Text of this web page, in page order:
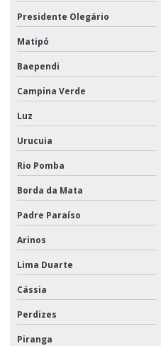
Presidente Olegário
Matipó
Baependi
Campina Verde
Luz
Urucuia
Rio Pomba
Borda da Mata
Padre Paraíso
Arinos
Lima Duarte
Cássia
Perdizes
Piranga